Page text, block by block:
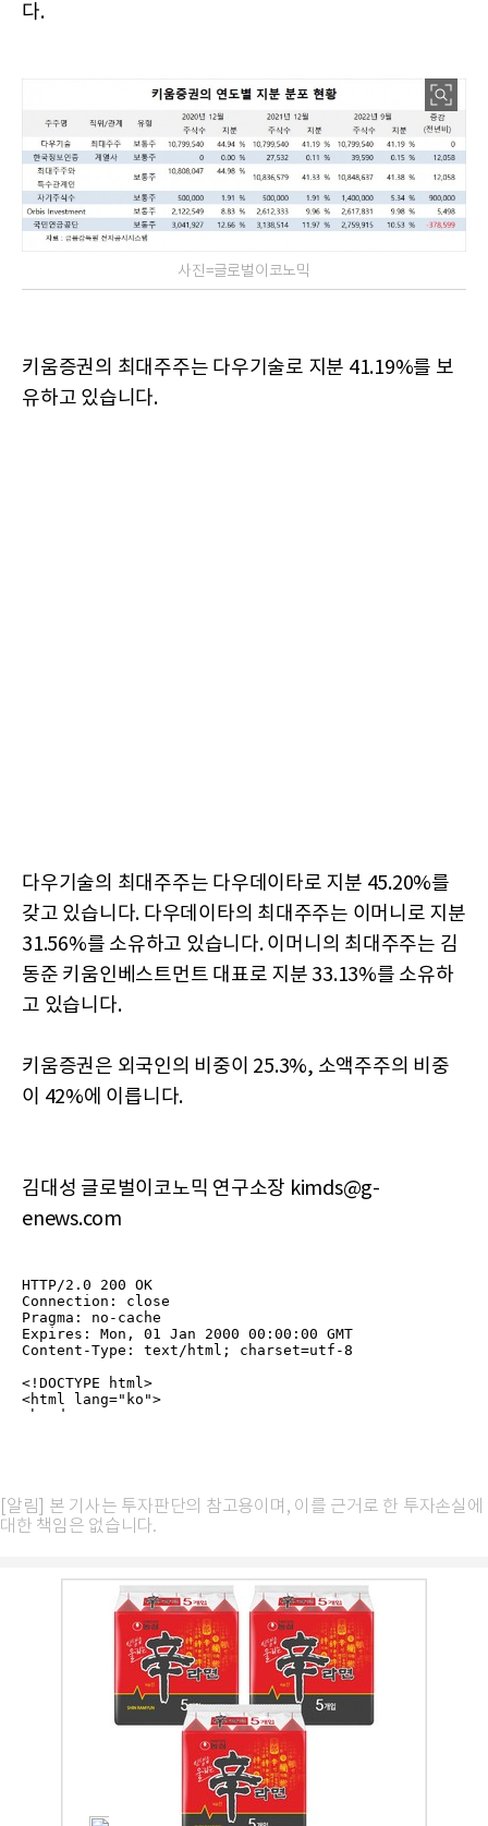
다.
사진=글로벌이코노믹
키움증권의 최대주주는 다우기술로 지분 41.19%를 보
유하고 있습니다.
다우기술의 최대주주는 다우데이타로 지분 45.20%를
갖고 있습니다. 다우데이타의 최대주주는 이머니로 지분
31.56%를 소유하고 있습니다. 이머니의 최대주주는 김
동준 키움인베스트먼트 대표로 지분 33.13%를 소유하
고 있습니다.
키움증권은 외국인의 비중이 25.3%, 소액주주의 비중
이 42%에 이릅니다.
김대성 글로벌이코노믹 연구소장 kimds@g-
enews.com
[알림] 본 기사는 투자판단의 참고용이며, 이를 근거로 한 투자손실에
대한 책임은 없습니다.